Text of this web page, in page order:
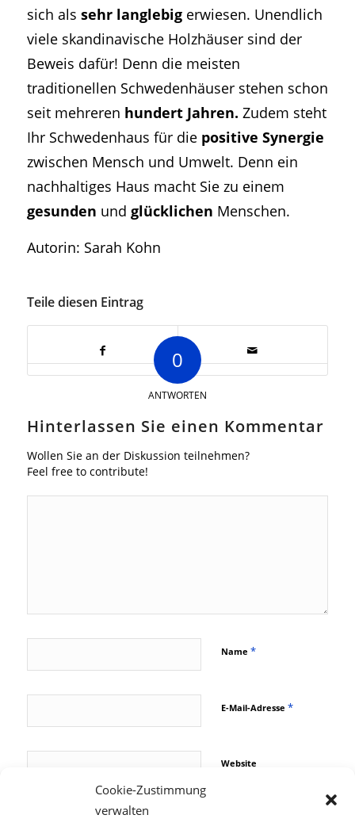
Cookie-Zustimmung
verwalten
sich als sehr langlebigerwiesen. Unendlich
viele skandinavische Holzhäuser sind der
Beweis dafür! Denn die meisten
traditionellen Schwedenhäuser stehen schon
seit mehreren hundert Jahren. Zudem steht
Ihr Schwedenhaus für die positive Synergie
zwischen Mensch und Umwelt. Denn ein
nachhaltiges Haus macht Sie zu einem
gesunden und glücklichen Menschen.
Autorin: Sarah Kohn
Teile diesen Eintrag
0
ANTWORTEN
Hinterlassen Sie einen Kommentar
Wollen Sie an der Diskussion teilnehmen?
Feel free to contribute!
Name *
E-Mail-Adresse *
Website